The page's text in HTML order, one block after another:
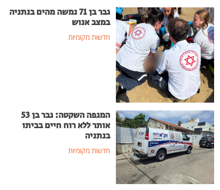
גבר בן 71 נמשה מהים בנתניה
במצב אנוש
חדשות מקומיות
המגפה השקטה: גבר בן 53
אותר ללא רוח חיים בביתו
בנתניה
חדשות מקומיות